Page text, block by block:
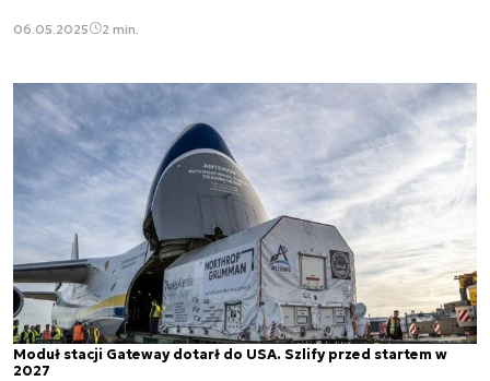
06.05.2025 2 min.
Moduł stacji Gateway dotarł do USA. Szlify przed startem w
2027